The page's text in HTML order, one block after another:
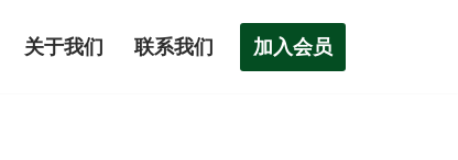
关于我们 联系我们 加入会员